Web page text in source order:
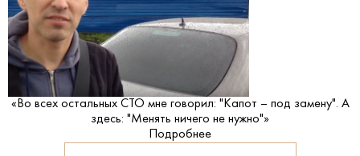
«Во всех остальных СТО мне говорил: "Капот – под замену". А
здесь: "Менять ничего не нужно"»
Подробнее